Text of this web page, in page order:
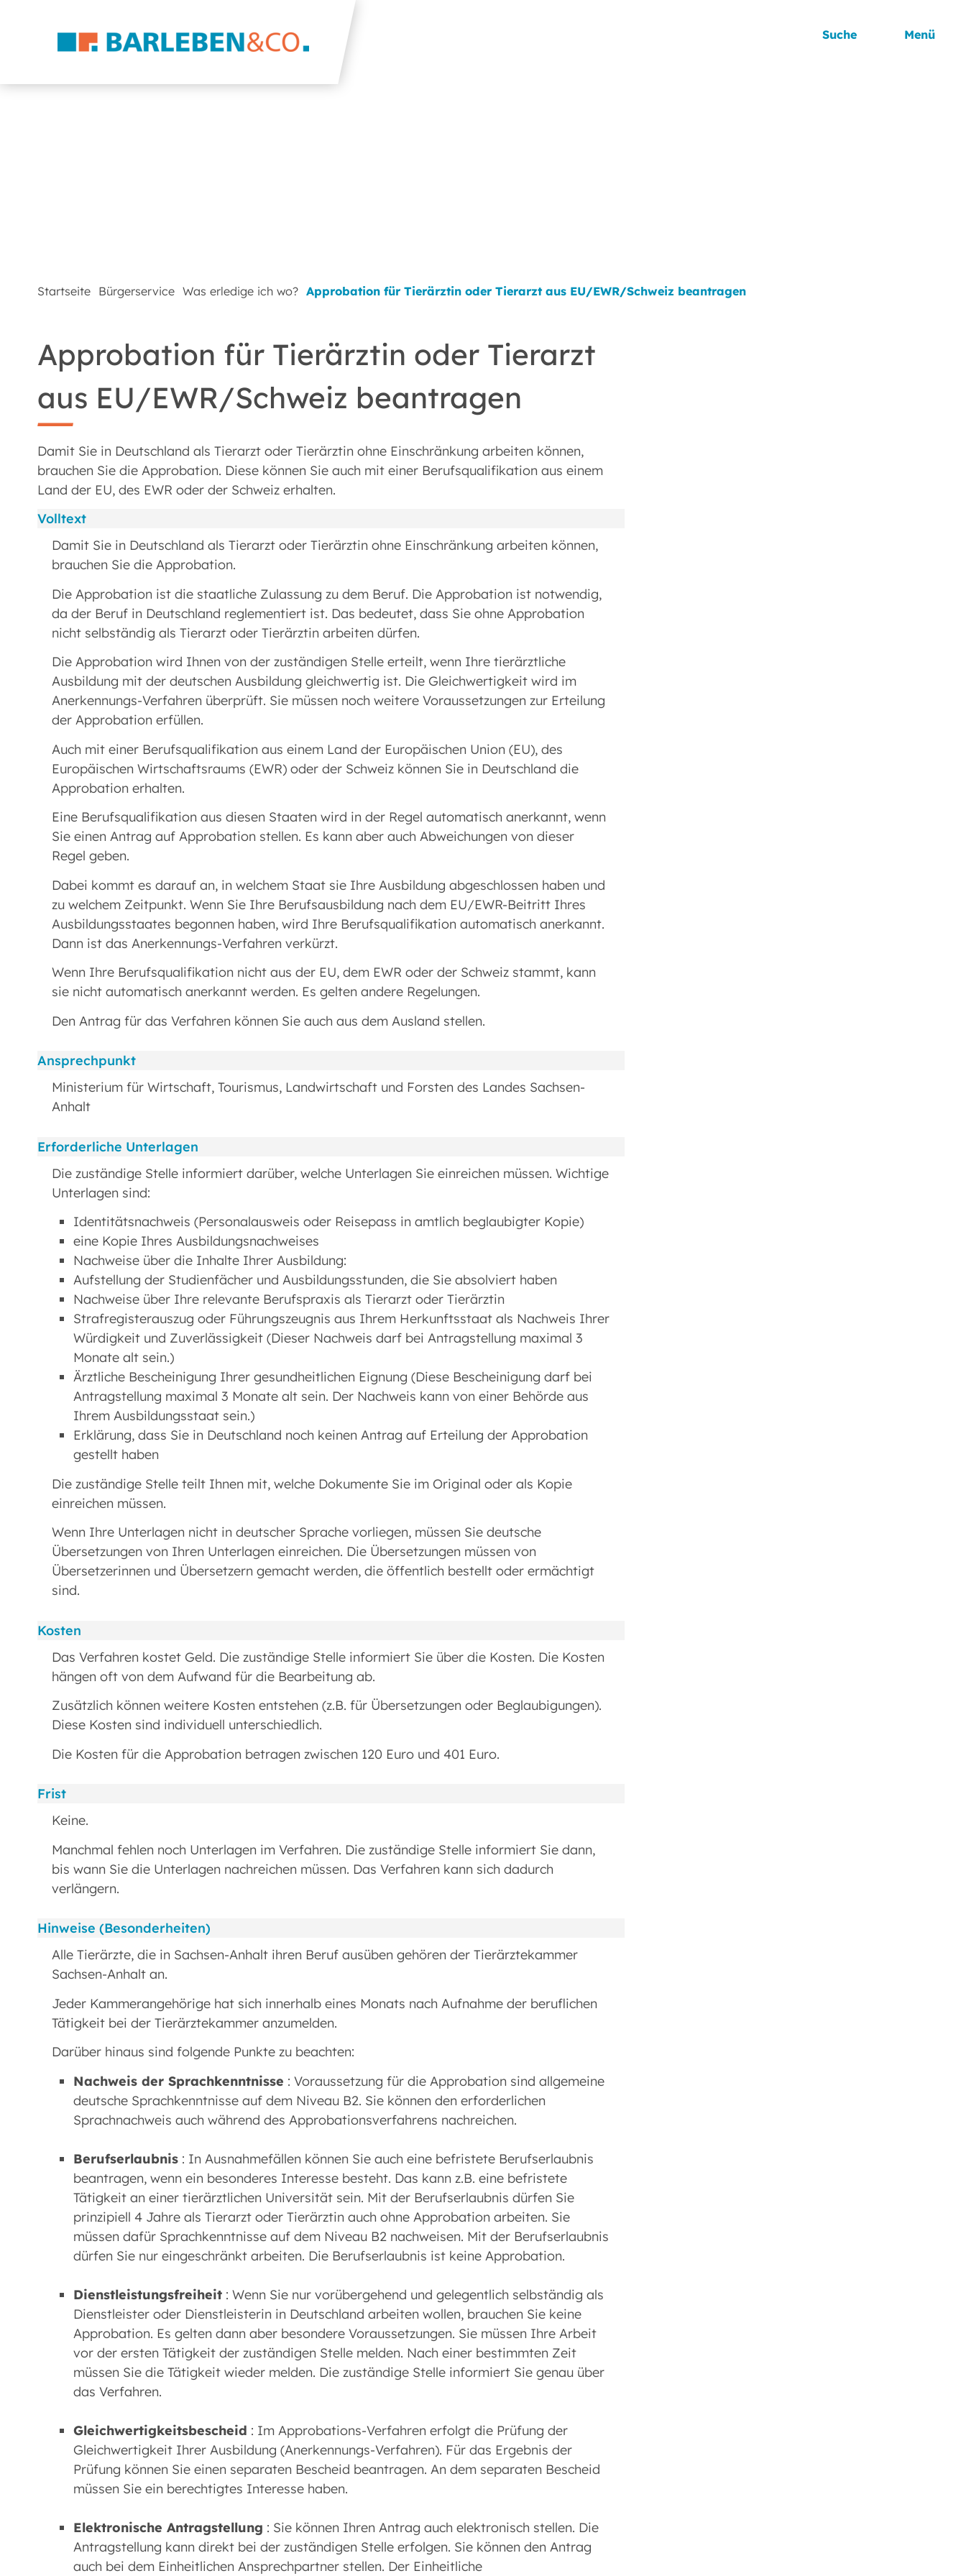
Suche Menü
Startseite Bürgerservice Was erledige ich wo? Approbation für Tierärztin oder Tierarzt aus EU/EWR/Schweiz beantragen
Approbation für Tierärztin oder Tierarzt
aus EU/EWR/Schweiz beantragen
Damit Sie in Deutschland als Tierarzt oder Tierärztin ohne Einschränkung arbeiten können,
brauchen Sie die Approbation. Diese können Sie auch mit einer Berufsqualifikation aus einem
Land der EU, des EWR oder der Schweiz erhalten.
Volltext
Damit Sie in Deutschland als Tierarzt oder Tierärztin ohne Einschränkung arbeiten können,
brauchen Sie die Approbation.
Die Approbation ist die staatliche Zulassung zu dem Beruf. Die Approbation ist notwendig,
da der Beruf in Deutschland reglementiert ist. Das bedeutet, dass Sie ohne Approbation
nicht selbständig als Tierarzt oder Tierärztin arbeiten dürfen.
Die Approbation wird Ihnen von der zuständigen Stelle erteilt, wenn Ihre tierärztliche
Ausbildung mit der deutschen Ausbildung gleichwertig ist. Die Gleichwertigkeit wird im
Anerkennungs-Verfahren überprüft. Sie müssen noch weitere Voraussetzungen zur Erteilung
der Approbation erfüllen.
Auch mit einer Berufsqualifikation aus einem Land der Europäischen Union (EU), des
Europäischen Wirtschaftsraums (EWR) oder der Schweiz können Sie in Deutschland die
Approbation erhalten.
Eine Berufsqualifikation aus diesen Staaten wird in der Regel automatisch anerkannt, wenn
Sie einen Antrag auf Approbation stellen. Es kann aber auch Abweichungen von dieser
Regel geben.
Dabei kommt es darauf an, in welchem Staat sie Ihre Ausbildung abgeschlossen haben und
zu welchem Zeitpunkt. Wenn Sie Ihre Berufsausbildung nach dem EU/EWR-Beitritt Ihres
Ausbildungsstaates begonnen haben, wird Ihre Berufsqualifikation automatisch anerkannt.
Dann ist das Anerkennungs-Verfahren verkürzt.
Wenn Ihre Berufsqualifikation nicht aus der EU, dem EWR oder der Schweiz stammt, kann
sie nicht automatisch anerkannt werden. Es gelten andere Regelungen.
Den Antrag für das Verfahren können Sie auch aus dem Ausland stellen.
Ansprechpunkt
Ministerium für Wirtschaft, Tourismus, Landwirtschaft und Forsten des Landes Sachsen-
Anhalt
Erforderliche Unterlagen
Die zuständige Stelle informiert darüber, welche Unterlagen Sie einreichen müssen. Wichtige
Unterlagen sind:
Identitätsnachweis (Personalausweis oder Reisepass in amtlich beglaubigter Kopie)
eine Kopie Ihres Ausbildungsnachweises
Nachweise über die Inhalte Ihrer Ausbildung:
Aufstellung der Studienfächer und Ausbildungsstunden, die Sie absolviert haben
Nachweise über Ihre relevante Berufspraxis als Tierarzt oder Tierärztin
Strafregisterauszug oder Führungszeugnis aus Ihrem Herkunftsstaat als Nachweis Ihrer
Würdigkeit und Zuverlässigkeit (Dieser Nachweis darf bei Antragstellung maximal 3
Monate alt sein.)
Ärztliche Bescheinigung Ihrer gesundheitlichen Eignung (Diese Bescheinigung darf bei
Antragstellung maximal 3 Monate alt sein. Der Nachweis kann von einer Behörde aus
Ihrem Ausbildungsstaat sein.)
Erklärung, dass Sie in Deutschland noch keinen Antrag auf Erteilung der Approbation
gestellt haben
Die zuständige Stelle teilt Ihnen mit, welche Dokumente Sie im Original oder als Kopie
einreichen müssen.
Wenn Ihre Unterlagen nicht in deutscher Sprache vorliegen, müssen Sie deutsche
Übersetzungen von Ihren Unterlagen einreichen. Die Übersetzungen müssen von
Übersetzerinnen und Übersetzern gemacht werden, die öffentlich bestellt oder ermächtigt
sind.
Kosten
Das Verfahren kostet Geld. Die zuständige Stelle informiert Sie über die Kosten. Die Kosten
hängen oft von dem Aufwand für die Bearbeitung ab.
Zusätzlich können weitere Kosten entstehen (z.B. für Übersetzungen oder Beglaubigungen).
Diese Kosten sind individuell unterschiedlich.
Die Kosten für die Approbation betragen zwischen 120 Euro und 401 Euro.
Frist
Keine.
Manchmal fehlen noch Unterlagen im Verfahren. Die zuständige Stelle informiert Sie dann,
bis wann Sie die Unterlagen nachreichen müssen. Das Verfahren kann sich dadurch
verlängern.
Hinweise (Besonderheiten)
Alle Tierärzte, die in Sachsen-Anhalt ihren Beruf ausüben gehören der Tierärztekammer
Sachsen-Anhalt an.
Jeder Kammerangehörige hat sich innerhalb eines Monats nach Aufnahme der beruflichen
Tätigkeit bei der Tierärztekammer anzumelden.
Darüber hinaus sind folgende Punkte zu beachten:
Nachweis der Sprachkenntnisse : Voraussetzung für die Approbation sind allgemeine
deutsche Sprachkenntnisse auf dem Niveau B2. Sie können den erforderlichen
Sprachnachweis auch während des Approbationsverfahrens nachreichen.
Berufserlaubnis : In Ausnahmefällen können Sie auch eine befristete Berufserlaubnis
beantragen, wenn ein besonderes Interesse besteht. Das kann z.B. eine befristete
Tätigkeit an einer tierärztlichen Universität sein. Mit der Berufserlaubnis dürfen Sie
prinzipiell 4 Jahre als Tierarzt oder Tierärztin auch ohne Approbation arbeiten. Sie
müssen dafür Sprachkenntnisse auf dem Niveau B2 nachweisen. Mit der Berufserlaubnis
dürfen Sie nur eingeschränkt arbeiten. Die Berufserlaubnis ist keine Approbation.
Dienstleistungsfreiheit : Wenn Sie nur vorübergehend und gelegentlich selbständig als
Dienstleister oder Dienstleisterin in Deutschland arbeiten wollen, brauchen Sie keine
Approbation. Es gelten dann aber besondere Voraussetzungen. Sie müssen Ihre Arbeit
vor der ersten Tätigkeit der zuständigen Stelle melden. Nach einer bestimmten Zeit
müssen Sie die Tätigkeit wieder melden. Die zuständige Stelle informiert Sie genau über
das Verfahren.
Gleichwertigkeitsbescheid : Im Approbations-Verfahren erfolgt die Prüfung der
Gleichwertigkeit Ihrer Ausbildung (Anerkennungs-Verfahren). Für das Ergebnis der
Prüfung können Sie einen separaten Bescheid beantragen. An dem separaten Bescheid
müssen Sie ein berechtigtes Interesse haben.
Elektronische Antragstellung : Sie können Ihren Antrag auch elektronisch stellen. Die
Antragstellung kann direkt bei der zuständigen Stelle erfolgen. Sie können den Antrag
auch bei dem Einheitlichen Ansprechpartner stellen. Der Einheitliche